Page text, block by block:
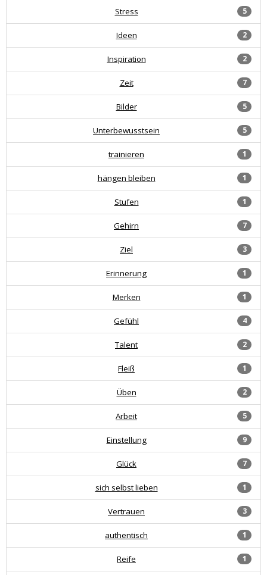
5
Stress
2
Ideen
2
Inspiration
7
Zeit
5
Bilder
5
Unterbewusstsein
1
trainieren
1
hängen bleiben
1
Stufen
7
Gehirn
3
Ziel
1
Erinnerung
1
Merken
4
Gefühl
2
Talent
1
Fleiß
2
Üben
5
Arbeit
9
Einstellung
7
Glück
1
sich selbst lieben
3
Vertrauen
1
authentisch
1
Reife